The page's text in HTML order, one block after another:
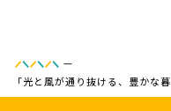
—
「光と風が通り抜ける、豊かな